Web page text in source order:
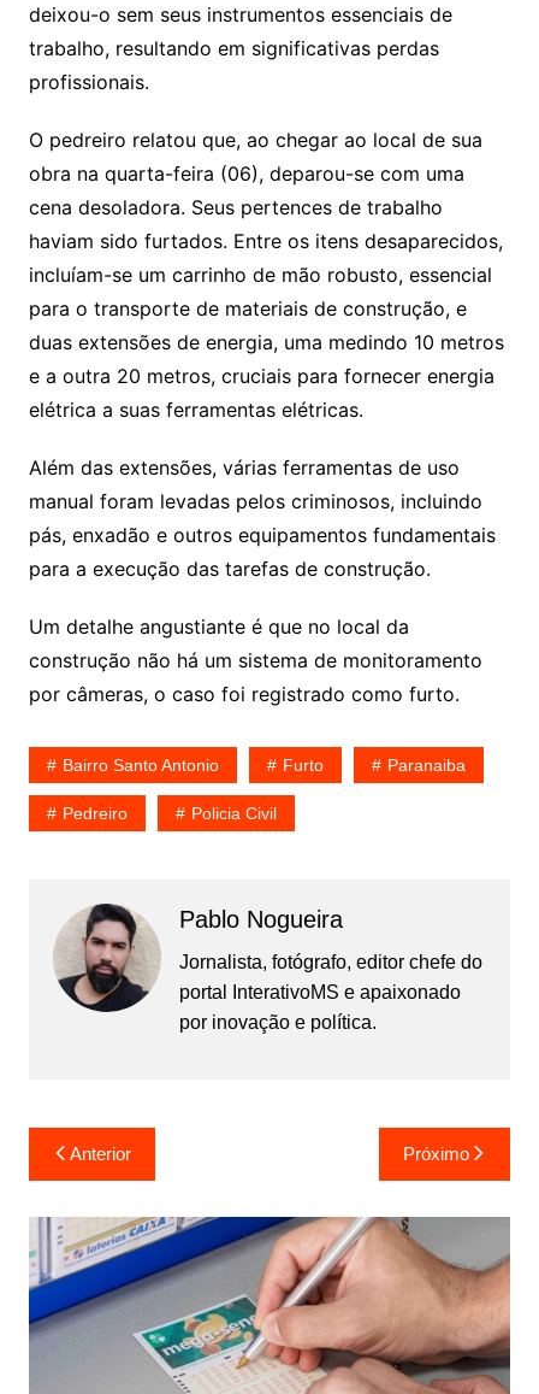
deixou-o sem seus instrumentos essenciais de
trabalho, resultando em significativas perdas
profissionais.
O pedreiro relatou que, ao chegar ao local de sua
obra na quarta-feira (06), deparou-se com uma
cena desoladora. Seus pertences de trabalho
haviam sido furtados. Entre os itens desaparecidos,
incluíam-se um carrinho de mão robusto, essencial
para o transporte de materiais de construção, e
duas extensões de energia, uma medindo 10 metros
e a outra 20 metros, cruciais para fornecer energia
elétrica a suas ferramentas elétricas.
Além das extensões, várias ferramentas de uso
manual foram levadas pelos criminosos, incluindo
pás, enxadão e outros equipamentos fundamentais
para a execução das tarefas de construção.
Um detalhe angustiante é que no local da
construção não há um sistema de monitoramento
por câmeras, o caso foi registrado como furto.
Bairro Santo Antonio Furto Paranaiba
Pedreiro Policia Civil
Pablo Nogueira
Jornalista, fotógrafo, editor chefe do
portal InterativoMS e apaixonado
por inovação e política.
Navegação
de
Post
Anterior Próximo